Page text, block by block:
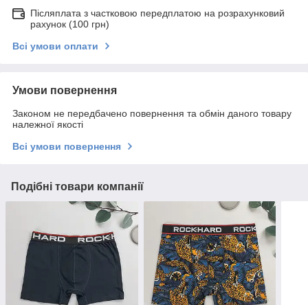
Післяплата з частковою передплатою на розрахунковий
рахунок (100 грн)
Всі умови оплати
Умови повернення
Законом не передбачено повернення та обмін даного товару
належної якості
Всі умови повернення
Подібні товари компанії